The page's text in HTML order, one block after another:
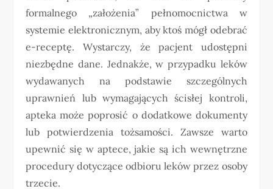
formalnego „założenia” pełnomocnictwa w
systemie elektronicznym, aby ktoś mógł odebrać
e-receptę. Wystarczy, że pacjent udostępni
niezbędne dane. Jednakże, w przypadku leków
wydawanych na podstawie szczególnych
uprawnień lub wymagających ścisłej kontroli,
apteka może poprosić o dodatkowe dokumenty
lub potwierdzenia tożsamości. Zawsze warto
upewnić się w aptece, jakie są ich wewnętrzne
procedury dotyczące odbioru leków przez osoby
trzecie.